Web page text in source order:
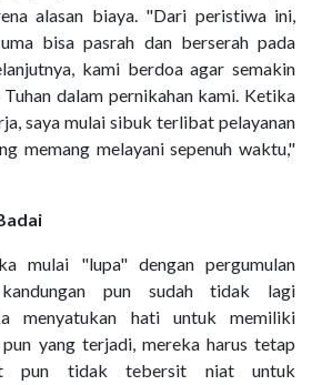
alasan biaya. "Dari peristiwa ini,
bisa pasrah dan berserah pada
kami berdoa agar semakin
dalam pernikahan kami. Ketika
saya mulai sibuk terlibat pelayanan
memang melayani sepenuh waktu,"
mulai "lupa" dengan pergumulan
pun sudah tidak lagi
menyatukan hati untuk memiliki
yang terjadi, mereka harus tetap
pun tidak tebersit niat untuk